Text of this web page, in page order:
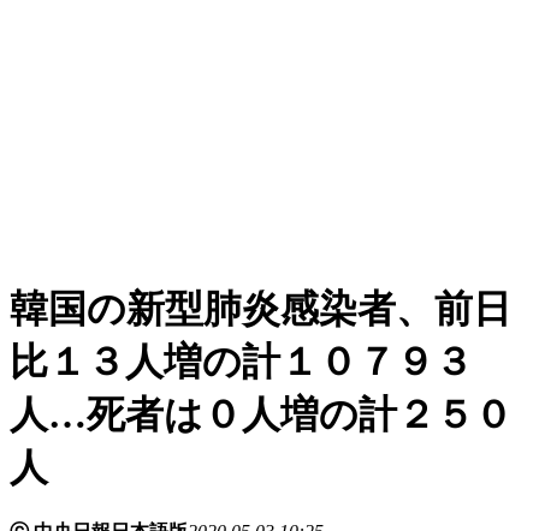
韓国の新型肺炎感染者、前日
比１３人増の計１０７９３
人…死者は０人増の計２５０
人